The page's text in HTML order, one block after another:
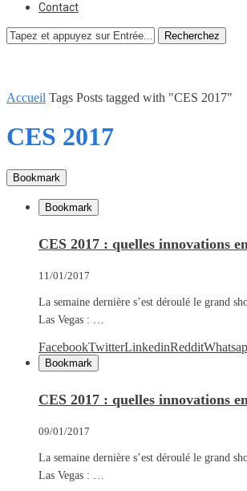
Contact
Recherchez
Accueil Tags Posts tagged with "CES 2017"
CES 2017
Bookmark
Bookmark
CES 2017 : quelles innovations
11/01/2017
La semaine dernière s’est déroulé le grand
Las Vegas : …
FacebookTwitterLinkedinReddit
Bookmark
CES 2017 : quelles innovations
09/01/2017
La semaine dernière s’est déroulé le grand
Las Vegas : …